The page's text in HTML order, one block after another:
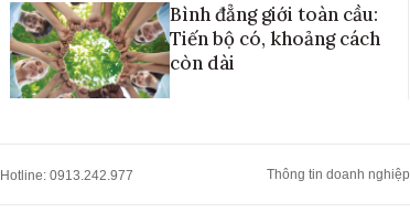
Bình đẳng giới toàn cầu:
Tiến bộ có, khoảng cách
còn dài
Hotline: 0913.242.977 Thông tin doanh nghiệp